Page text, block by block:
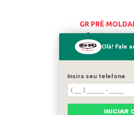
GR PRÉ
(11) 4642-
(11) 97124-
HOME
QUEM SOMOS
Olá! Fale
Insira seu telefone
INICIAR